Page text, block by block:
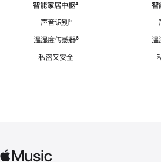
智能家居中枢脚
⁴
声音识别脚
⁵
温湿度传感器脚
⁶
私密又安全
智
温